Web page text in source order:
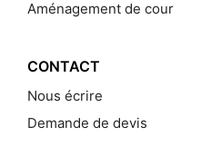
Aménagement de cour
CONTACT
Nous écrire
Demande de devis